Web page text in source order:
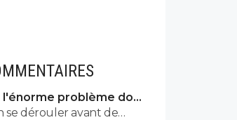
l'énorme problème dont
parler
se dérouler avant de